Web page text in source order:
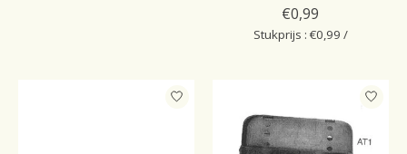
€0,99
Stukprijs : €0,99 /